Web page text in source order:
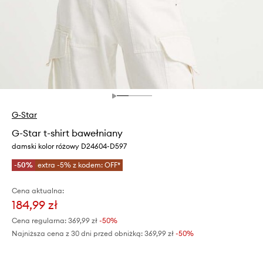
G-Star
G-Star t-shirt bawełniany
damski kolor różowy D24604-D597
-50% extra -5% z kodem: OFF*
Cena aktualna:
184,99 zł
Cena regularna: 369,99 zł -50%
Najniższa cena z 30 dni przed obniżką: 369,99 zł -50%